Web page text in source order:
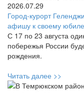
2026.07.29
Город-курорт
афишу к своему
С 17 по 23 августа
побережья России
рождения.
Читать далее >>